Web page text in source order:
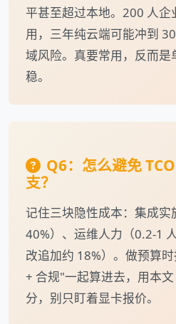
平甚至超过本地。200 人企
用，三年纯云端可能冲到
域风险。真要常用，反而是
稳。
Q6：怎么避免
支？
记住三块隐性成本：集成实
40%）、运维人力（0.2-1
改追加约 18%）。做预算
+ 合规"一起算进去，用本
分，别只盯着显卡报价。